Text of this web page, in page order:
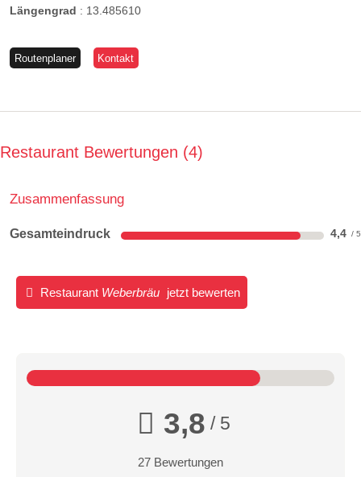
Längengrad : 13.485610
Routenplaner Kontakt
Restaurant Bewertungen 4
Zusammenfassung
Gesamteindruck 4,4
Restaurant Weberbräu jetzt bewerten
3,8 / 5
27 Bewertungen